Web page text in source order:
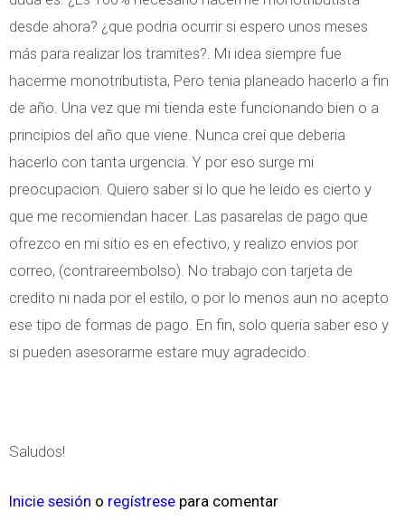
desde ahora? ¿que podria ocurrir si espero unos meses
más para realizar los tramites?. Mi idea siempre fue
hacerme monotributista, Pero tenia planeado hacerlo a fin
de año. Una vez que mi tienda este funcionando bien o a
principios del año que viene. Nunca creí que deberia
hacerlo con tanta urgencia. Y por eso surge mi
preocupacion. Quiero saber si lo que he leido es cierto y
que me recomiendan hacer. Las pasarelas de pago que
ofrezco en mi sitio es en efectivo, y realizo envios por
correo, (contrareembolso). No trabajo con tarjeta de
credito ni nada por el estilo, o por lo menos aun no acepto
ese tipo de formas de pago. En fin, solo queria saber eso y
si pueden asesorarme estare muy agradecido.
Saludos!
Inicie sesión o regístrese para comentar